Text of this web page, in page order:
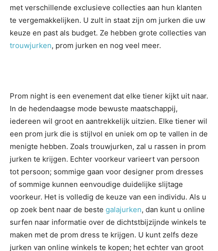
met verschillende exclusieve collecties aan hun klanten
te vergemakkelijken. U zult in staat zijn om jurken die uw
keuze en past als budget. Ze hebben grote collecties van
trouwjurken, prom jurken en nog veel meer.
Prom night is een evenement dat elke tiener kijkt uit naar.
In de hedendaagse mode bewuste maatschappij,
iedereen wil groot en aantrekkelijk uitzien. Elke tiener wil
een prom jurk die is stijlvol en uniek om op te vallen in de
menigte hebben. Zoals trouwjurken, zal u rassen in prom
jurken te krijgen. Echter voorkeur varieert van persoon
tot persoon; sommige gaan voor designer prom dresses
of sommige kunnen eenvoudige duidelijke slijtage
voorkeur. Het is volledig de keuze van een individu. Als u
op zoek bent naar de beste galajurken, dan kunt u online
surfen naar informatie over de dichtstbijzijnde winkels te
maken met de prom dress te krijgen. U kunt zelfs deze
jurken van online winkels te kopen; het echter van groot